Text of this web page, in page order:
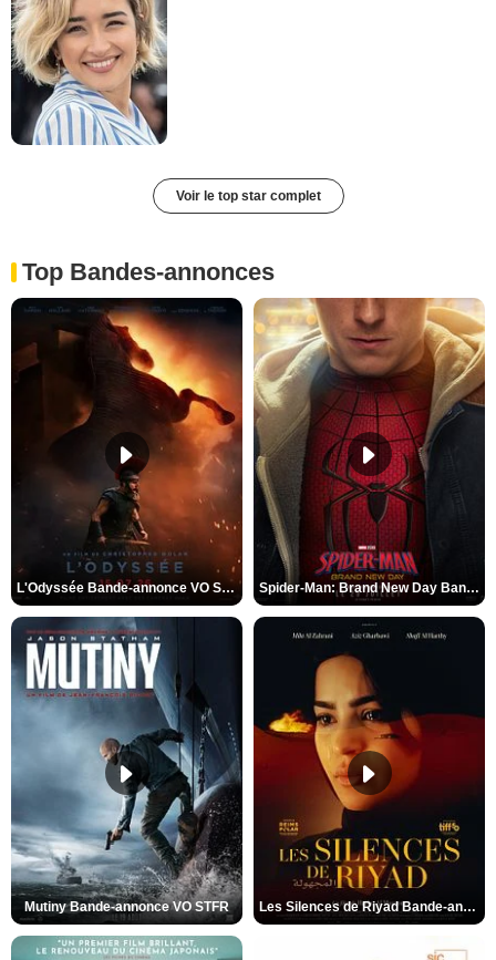
Voir le top star complet
Top Bandes-annonces
L'Odyssée Bande-annonce VO STFR Spider-Man: Brand New Day Bande-annonce VO STFR
Mutiny Bande-annonce VO STFR Les Silences de Riyad Bande-annonce VO STFR